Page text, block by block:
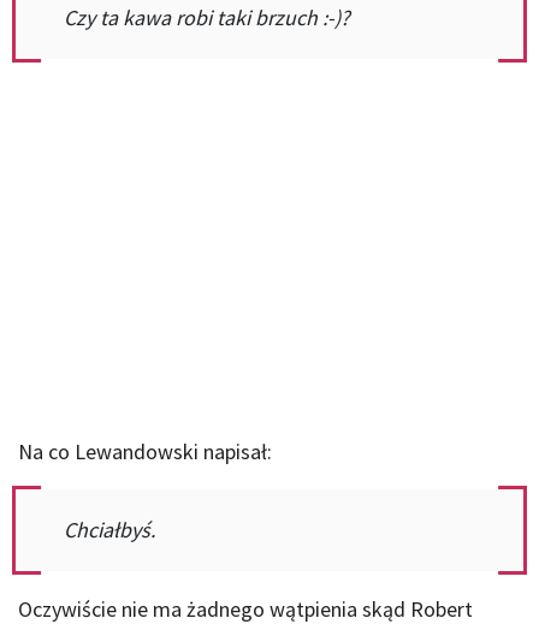
Czy ta kawa robi taki brzuch :-)?
Na co Lewandowski napisał:
Chciałbyś.
Oczywiście nie ma żadnego wątpienia skąd Robert